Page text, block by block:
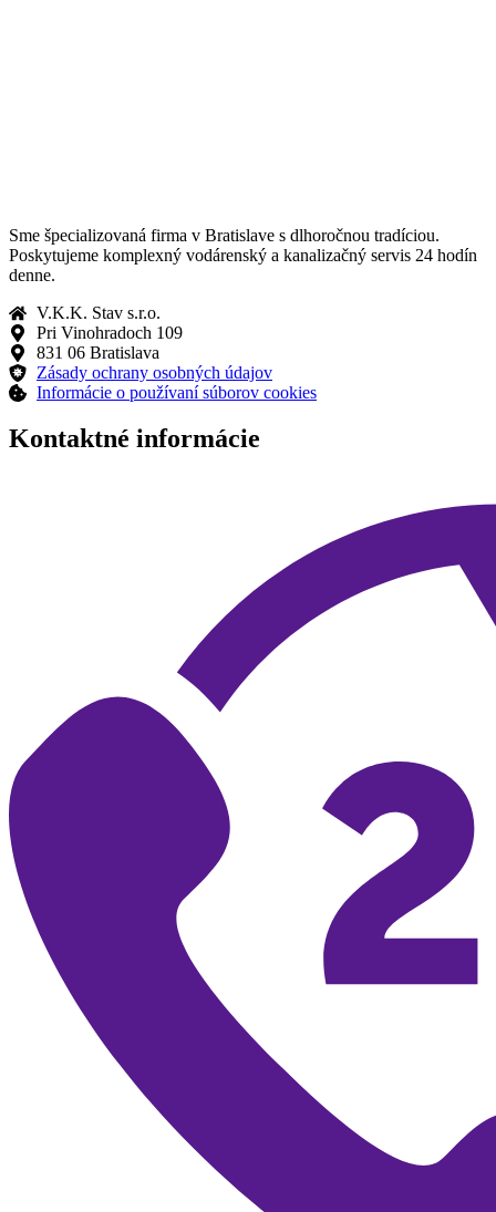
Sme špecializovaná firma v Bratislave s dlhoročnou tradíciou.
Poskytujeme komplexný vodárenský a kanalizačný servis 24 hodín
denne.
V.K.K. Stav s.r.o.
Pri Vinohradoch 109
831 06 Bratislava
Zásady ochrany osobných údajov
Informácie o používaní súborov cookies
Kontaktné informácie